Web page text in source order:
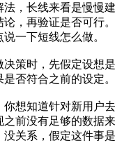
法，长线来看是慢慢
论，再验证是否可行
一下短线怎么做。
决策时，先假定设想
否符合之前的设定。
你想知道针对新用户
之前没有足够的数据
没关系，假定这件事